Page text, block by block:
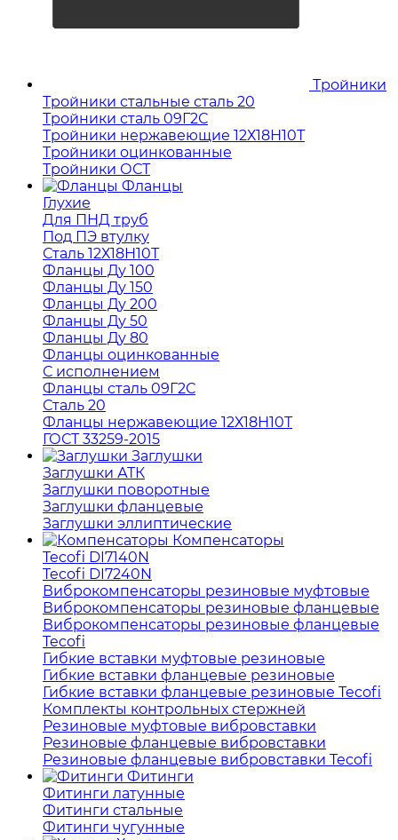
Тройники
Тройники стальные сталь 20
Тройники сталь 09Г2С
Тройники нержавеющие 12Х18Н10Т
Тройники оцинкованные
Тройники ОСТ
Фланцы
Глухие
Для ПНД труб
Под ПЭ втулку
Сталь 12Х18Н10Т
Фланцы Ду 100
Фланцы Ду 150
Фланцы Ду 200
Фланцы Ду 50
Фланцы Ду 80
Фланцы оцинкованные
С исполнением
Фланцы сталь 09Г2С
Сталь 20
Фланцы нержавеющие 12Х18Н10Т
ГОСТ 33259-2015
Заглушки
Заглушки АТК
Заглушки поворотные
Заглушки фланцевые
Заглушки эллиптические
Компенсаторы
Tecofi DI7140N
Tecofi DI7240N
Виброкомпенсаторы резиновые муфтовые
Виброкомпенсаторы резиновые фланцевые
Виброкомпенсаторы резиновые фланцевые
Tecofi
Гибкие вставки муфтовые резиновые
Гибкие вставки фланцевые резиновые
Гибкие вставки фланцевые резиновые Tecofi
Комплекты контрольных стержней
Резиновые муфтовые вибровставки
Резиновые фланцевые вибровставки
Резиновые фланцевые вибровставки Tecofi
Фитинги
Фитинги латунные
Фитинги стальные
Фитинги чугунные